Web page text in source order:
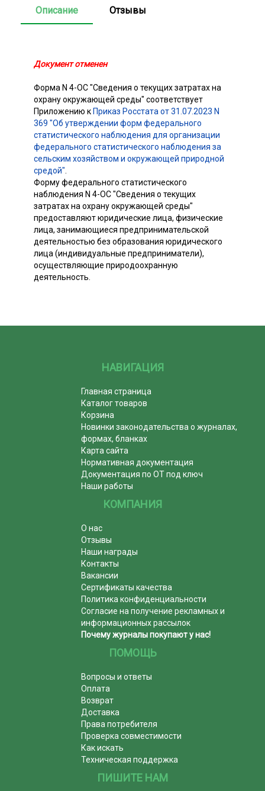
Описание Отзывы
Документ отменен
Форма N 4-ОС "Сведения о текущих затратах на
охрану окружающей среды" соответствует
Приложению к Приказ Росстата от 31.07.2023 N
369 "Об утверждении форм федерального
статистического наблюдения для организации
федерального статистического наблюдения за
сельским хозяйством и окружающей природной
средой"
Форму федерального статистического
наблюдения N 4-ОС "Сведения о текущих
затратах на охрану окружающей среды"
предоставляют юридические лица, физические
лица, занимающиеся предпринимательской
деятельностью без образования юридического
лица (индивидуальные предприниматели),
осуществляющие природоохранную
деятельность.
НАВИГАЦИЯ
Главная страница
Каталог товаров
Корзина
Новинки законодательства о журналах,
формах, бланках
Карта сайта
Нормативная документация
Документация по ОТ под ключ
Наши работы
КОМПАНИЯ
О нас
Отзывы
Наши награды
Контакты
Вакансии
Сертификаты качества
Политика конфиденциальности
Согласие на получение рекламных и
информационных рассылок
Почему журналы покупают у нас!
ПОМОЩЬ
Вопросы и ответы
Оплата
Возврат
Доставка
Права потребителя
Проверка совместимости
Как искать
Техническая поддержка
ПИШИТЕ НАМ